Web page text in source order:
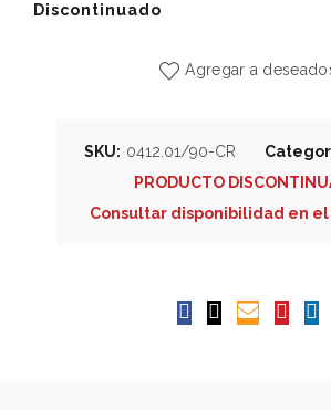
Discontinuado
Agregar a
SKU: 0412.01/90-CR
PRODUCTO
Consultar disponibilidad en